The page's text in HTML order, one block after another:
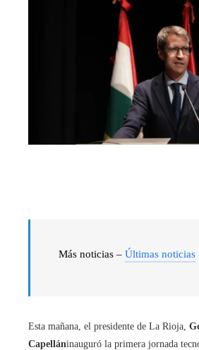
Más noticias – Últimas noticias
Esta mañana, el presidente de La Rioja,
Capelláninauguró la primera jornada